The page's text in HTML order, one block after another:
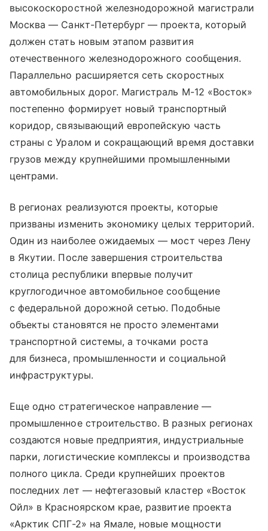
высокоскоростной железнодорожной магистрали
Москва — Санкт-Петербург — проекта, который
должен стать новым этапом развития
отечественного железнодорожного сообщения.
Параллельно расширяется сеть скоростных
автомобильных дорог. Магистраль М-12 «Восток»
постепенно формирует новый транспортный
коридор, связывающий европейскую часть
страны с Уралом и сокращающий время доставки
грузов между крупнейшими промышленными
центрами.
В регионах реализуются проекты, которые
призваны изменить экономику целых территорий.
Один из наиболее ожидаемых — мост через Лену
в Якутии. После завершения строительства
столица республики впервые получит
круглогодичное автомобильное сообщение
с федеральной дорожной сетью. Подобные
объекты становятся не просто элементами
транспортной системы, а точками роста
для бизнеса, промышленности и социальной
инфраструктуры.
Еще одно стратегическое направление —
промышленное строительство. В разных регионах
создаются новые предприятия, индустриальные
парки, логистические комплексы и производства
полного цикла. Среди крупнейших проектов
последних лет — нефтегазовый кластер «Восток
Ойл» в Красноярском крае, развитие проекта
«Арктик СПГ-2» на Ямале, новые мощности